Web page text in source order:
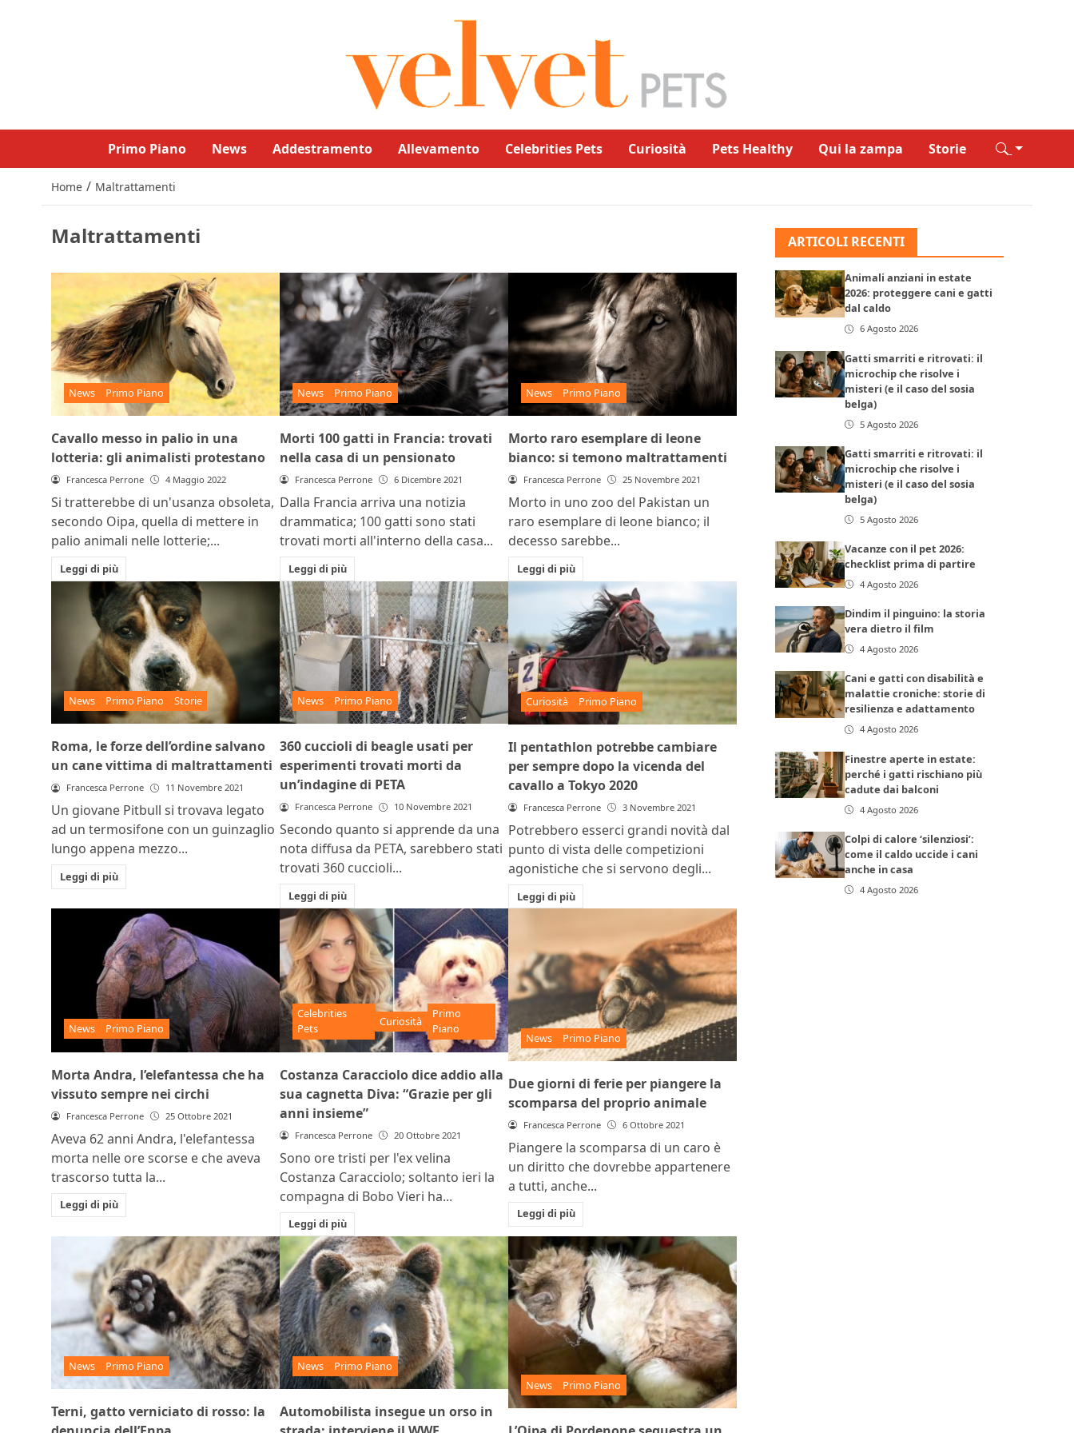
Primo Piano News Addestramento Allevamento Celebrities Pets Curiosità Pets Healthy Qui la zampa Storie
Home / Maltrattamenti
Maltrattamenti
News Primo Piano
Cavallo messo in palio in una
lotteria: gli animalisti protestano
Francesca Perrone 4 Maggio 2022
Si tratterebbe di un'usanza obsoleta,
secondo Oipa, quella di mettere in
palio animali nelle lotterie;...
Leggi di più
News Primo Piano
Morti 100 gatti in Francia: trovati
nella casa di un pensionato
Francesca Perrone 6 Dicembre 2021
Dalla Francia arriva una notizia
drammatica; 100 gatti sono stati
trovati morti all'interno della casa...
Leggi di più
News Primo Piano
Morto raro esemplare di leone
bianco: si temono maltrattamenti
Francesca Perrone 25 Novembre 2021
Morto in uno zoo del Pakistan un
raro esemplare di leone bianco; il
decesso sarebbe...
Leggi di più
News Primo Piano Storie
Roma, le forze dell’ordine salvano
un cane vittima di maltrattamenti
Francesca Perrone 11 Novembre 2021
Un giovane Pitbull si trovava legato
ad un termosifone con un guinzaglio
lungo appena mezzo...
Leggi di più
News Primo Piano
360 cuccioli di beagle usati per
esperimenti trovati morti da
un’indagine di PETA
Francesca Perrone 10 Novembre 2021
Secondo quanto si apprende da una
nota diffusa da PETA, sarebbero stati
trovati 360 cuccioli...
Leggi di più
Curiosità Primo Piano
Il pentathlon potrebbe cambiare
per sempre dopo la vicenda del
cavallo a Tokyo 2020
Francesca Perrone 3 Novembre 2021
Potrebbero esserci grandi novità dal
punto di vista delle competizioni
agonistiche che si servono degli...
Leggi di più
News Primo Piano
Morta Andra, l’elefantessa che ha
vissuto sempre nei circhi
Francesca Perrone 25 Ottobre 2021
Aveva 62 anni Andra, l'elefantessa
morta nelle ore scorse e che aveva
trascorso tutta la...
Leggi di più
Celebrities
Pets
Curiosità
Primo
Piano
Costanza Caracciolo dice addio alla
sua cagnetta Diva: “Grazie per gli
anni insieme”
Francesca Perrone 20 Ottobre 2021
Sono ore tristi per l'ex velina
Costanza Caracciolo; soltanto ieri la
compagna di Bobo Vieri ha...
Leggi di più
News Primo Piano
Due giorni di ferie per piangere la
scomparsa del proprio animale
Francesca Perrone 6 Ottobre 2021
Piangere la scomparsa di un caro è
un diritto che dovrebbe appartenere
a tutti, anche...
Leggi di più
News Primo Piano
Terni, gatto verniciato di rosso: la
News Primo Piano
Automobilista insegue un orso in
News Primo Piano
ARTICOLI RECENTI
Animali anziani in estate
2026: proteggere cani e gatti
dal caldo
6 Agosto 2026
Gatti smarriti e ritrovati: il
microchip che risolve i
misteri (e il caso del sosia
belga)
5 Agosto 2026
Gatti smarriti e ritrovati: il
microchip che risolve i
misteri (e il caso del sosia
belga)
5 Agosto 2026
Vacanze con il pet 2026:
checklist prima di partire
4 Agosto 2026
Dindim il pinguino: la storia
vera dietro il film
4 Agosto 2026
Cani e gatti con disabilità e
malattie croniche: storie di
resilienza e adattamento
4 Agosto 2026
Finestre aperte in estate:
perché i gatti rischiano più
cadute dai balconi
4 Agosto 2026
Colpi di calore ‘silenziosi’:
come il caldo uccide i cani
anche in casa
4 Agosto 2026